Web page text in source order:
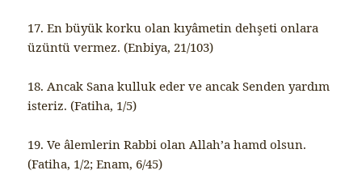
17. En büyük korku olan kıyâmetin dehşeti onlara
üzüntü vermez. (Enbiya, 21/103)
18. Ancak Sana kulluk eder ve ancak Senden yardım
isteriz. (Fatiha, 1/5)
19. Ve âlemlerin Rabbi olan Allah’a hamd olsun.
(Fatiha, 1/2; Enam, 6/45)